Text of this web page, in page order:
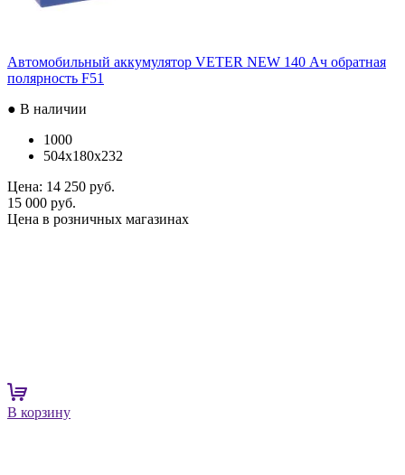
Автомобильный аккумулятор VETER NEW 140 Ач обратная
полярность F51
● В наличии
1000
504x180x232
Цена: 14 250 руб.
15 000 руб.
Цена в розничных магазинах
В корзину